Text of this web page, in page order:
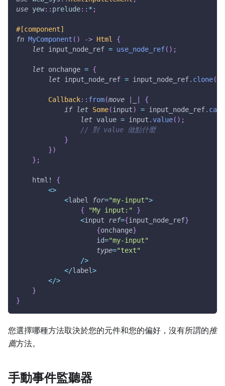
use yew:: prelude:: * ;
#[component]
fn MyComponent ( ) -> Html
{
let input_node_ref = use_node_ref( ) ;
let onchange = {
let input_node_ref = input_node_ref. clone(
Callback:: from(move
{
if
let Some(input) = input_node_ref. cast
let value = input .value( ) ;
// 對 value 做點什麼
}
})
} ;
html!
{
<>
<label for="my-input">
{
"My input:"
}
<input ref={input_node_ref}
{onchange}
                    id
="my-input"
type="text"
/>
</label>
</>
}
}
您選擇哪種方法取決於您的元件和您的偏好，沒有所謂的推
薦方法。
手動事件監聽器